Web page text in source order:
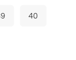
40